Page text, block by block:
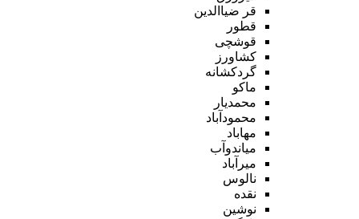
قر ضیاالدین
قطور
قوشچی
کشاورز
گردکشانه
ماکو
محمدیار
محمودآباد
مهاباد
میاندوآب
میرآباد
نالوس
نقده
نوشین